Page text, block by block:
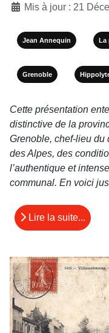
Mis à jour : 21
Jean Annequin La
Grenoble
Cette présentation
distinctive de la
Grenoble, chef-lieu du
des Alpes, des
l’authentique et
communal. En voici
Lire la suite...